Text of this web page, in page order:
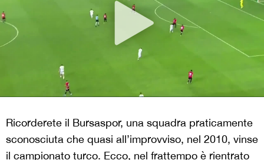
Ricorderete il Bursaspor, una squadra praticamente
sconosciuta che quasi all’improvviso, nel 2010, vinse
il campionato turco. Ecco, nel frattempo è rientrato